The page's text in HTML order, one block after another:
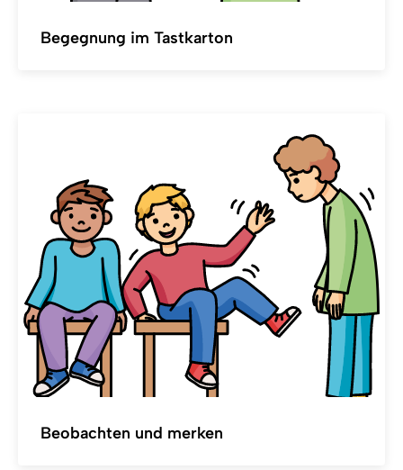
Begegnung im Tastkarton
Beobachten und merken